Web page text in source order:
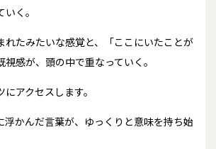
く。
れたみたいな感覚と、「ここにいたことが
感が、頭の中で重なっていく。
アクセスします。
浮かんだ言葉が、ゆっくりと意味を持ち始